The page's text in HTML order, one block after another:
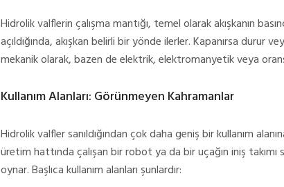
Hidrolik valflerin çalışma mantığı, temel olarak akışkanın
açıldığında, akışkan belirli bir yönde ilerler. Kapanırsa
mekanik olarak, bazen de elektrik, elektromanyetik veya
Kullanım Alanları: Görünmeyen Kahramanlar
Hidrolik valfler sanıldığından çok daha geniş bir kullanım
üretim hattında çalışan bir robot ya da bir uçağın iniş
oynar. Başlıca kullanım alanları şunlardır: